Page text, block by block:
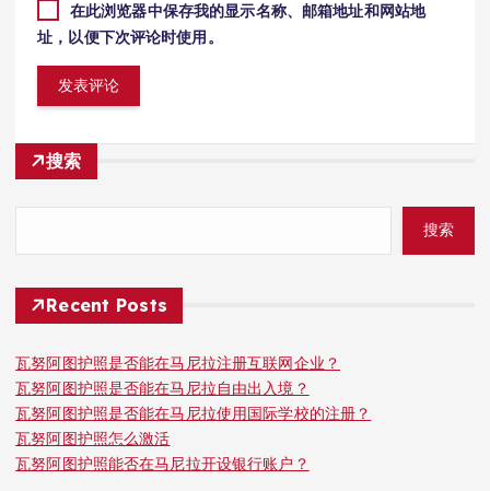
在此浏览器中保存我的显示名称、邮箱地址和网站地
址，以便下次评论时使用。
搜索
搜索
Recent Posts
瓦努阿图护照是否能在马尼拉注册互联网企业？
瓦努阿图护照是否能在马尼拉自由出入境？
瓦努阿图护照是否能在马尼拉使用国际学校的注册？
瓦努阿图护照怎么激活
瓦努阿图护照能否在马尼拉开设银行账户？